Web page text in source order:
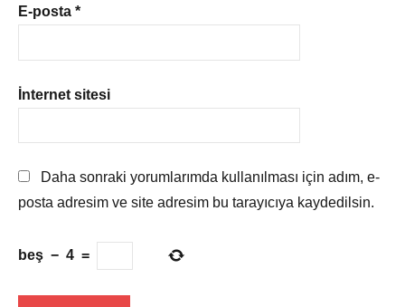
E-posta *
İnternet sitesi
Daha sonraki yorumlarımda kullanılması için adım, e-
posta adresim ve site adresim bu tarayıcıya kaydedilsin.
beş − 4 =